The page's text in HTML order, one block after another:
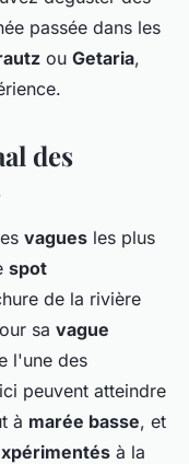
passée dans les
ou Getaria,
des
vagues les plus
spot
de la rivière
sa vague
l'une des
ici peuvent atteindre
à marée basse, et
à la